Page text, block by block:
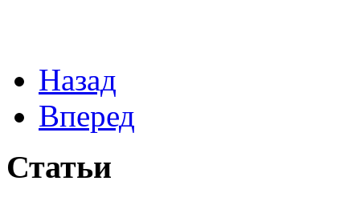
Назад
Вперед
Статьи